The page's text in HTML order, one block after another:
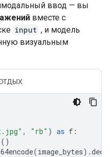
ввод — вы
вместе с
input , и модель
визуальным
, "rb" ) as f :
()
(image_bytes) .